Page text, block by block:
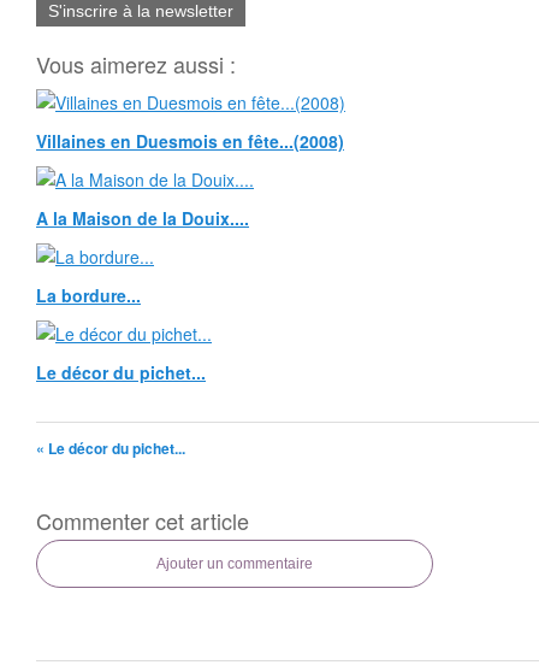
S'inscrire à la newsletter
Vous aimerez aussi :
Villaines en Duesmois en fête...(2008)
A la Maison de la Douix....
La bordure...
Le décor du pichet...
« Le décor du pichet...
Commenter cet article
Ajouter un commentaire